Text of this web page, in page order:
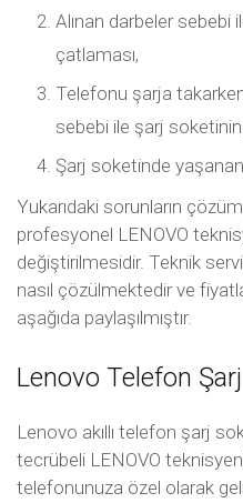
Alınan darbeler sebebi
çatlaması,
Telefonu şarja takarken
sebebi ile şarj soketinin
Şarj soketinde
Yukarıdaki sorunların
profesyonel LENOVO
değiştirilmesidir. Teknik
nasıl çözülmektedir ve
aşağıda paylaşılmıştır.
Lenovo Telefon
Lenovo akıllı telefon şarj
tecrübeli LENOVO
telefonunuza özel olarak